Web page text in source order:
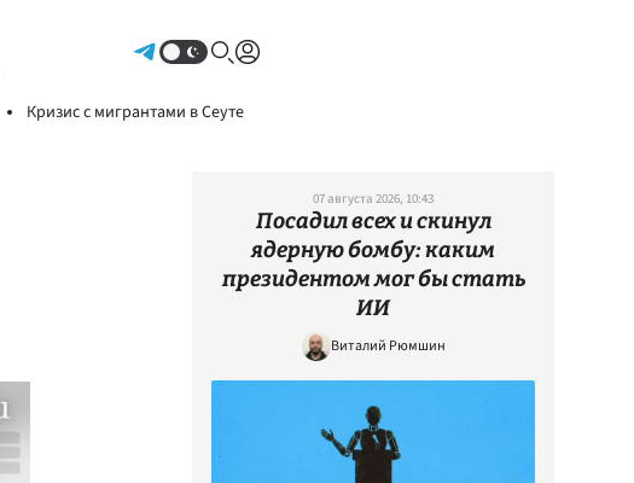
Кризис с мигрантами в Сеуте
07 августа 2026, 10:43
Посадил всех и скинул
ядерную бомбу: каким
президентом мог бы стать
ИИ
Виталий Рюмшин